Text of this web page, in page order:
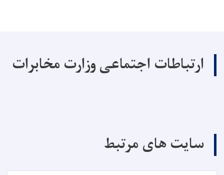
ارتباطات اجتماعی وزارت مخابرات
سایت های مرتبط